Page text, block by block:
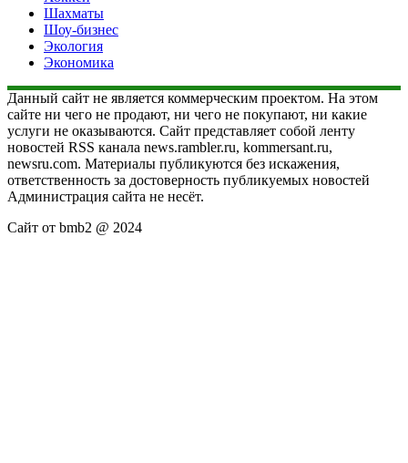
Шахматы
Шоу-бизнес
Экология
Экономика
Данный сайт не является коммерческим проектом. На этом
сайте ни чего не продают, ни чего не покупают, ни какие
услуги не оказываются. Сайт представляет собой ленту
новостей RSS канала news.rambler.ru, kommersant.ru,
newsru.com. Материалы публикуются без искажения,
ответственность за достоверность публикуемых новостей
Администрация сайта не несёт.
Сайт от bmb2 @ 2024